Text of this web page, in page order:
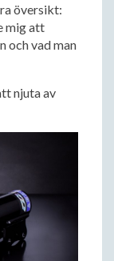
översikt:
mig att
och vad man
njuta av